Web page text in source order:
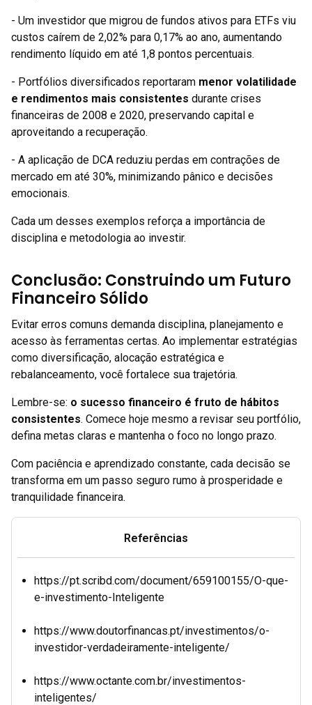
- Um investidor que migrou de fundos ativos para ETFs viu
custos caírem de 2,02% para 0,17% ao ano, aumentando
rendimento líquido em até 1,8 pontos percentuais.
- Portfólios diversificados reportaram menor volatilidade
e rendimentos mais consistentes durante crises
financeiras de 2008 e 2020, preservando capital e
aproveitando a recuperação.
- A aplicação de DCA reduziu perdas em contrações de
mercado em até 30%, minimizando pânico e decisões
emocionais.
Cada um desses exemplos reforça a importância de
disciplina e metodologia ao investir.
Conclusão: Construindo um Futuro
Financeiro Sólido
Evitar erros comuns demanda disciplina, planejamento e
acesso às ferramentas certas. Ao implementar estratégias
como diversificação, alocação estratégica e
rebalanceamento, você fortalece sua trajetória.
Lembre-se: o sucesso financeiro é fruto de hábitos
consistentes. Comece hoje mesmo a revisar seu portfólio,
defina metas claras e mantenha o foco no longo prazo.
Com paciência e aprendizado constante, cada decisão se
transforma em um passo seguro rumo à prosperidade e
tranquilidade financeira.
Referências
https://pt.scribd.com/document/659100155/O-que-
e-investimento-Inteligente
https://www.doutorfinancas.pt/investimentos/o-
investidor-verdadeiramente-inteligente/
https://www.octante.com.br/investimentos-
inteligentes/